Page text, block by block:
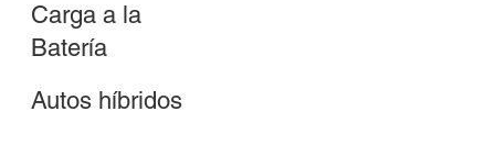
Carga a la
Batería
Autos híbridos